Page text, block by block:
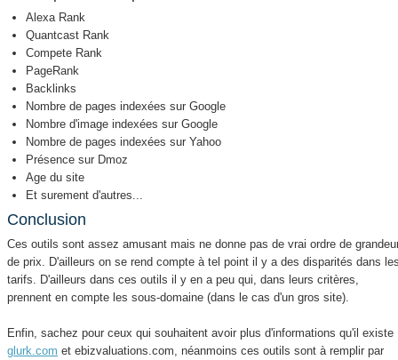
Alexa Rank
Quantcast Rank
Compete Rank
PageRank
Backlinks
Nombre de pages indexées sur Google
Nombre d'image indexées sur Google
Nombre de pages indexées sur Yahoo
Présence sur Dmoz
Age du site
Et surement d'autres...
Conclusion
Ces outils sont assez amusant mais ne donne pas de vrai ordre de
de prix. D'ailleurs on se rend compte à tel point il y a des disparités dans
tarifs. D'ailleurs dans ces outils il y en a peu qui, dans leurs critères,
prennent en compte les sous-domaine (dans le cas d'un gros site).
Enfin, sachez pour ceux qui souhaitent avoir plus d'informations qu'il existe
glurk.com et ebizvaluations.com, néanmoins ces outils sont à remplir par